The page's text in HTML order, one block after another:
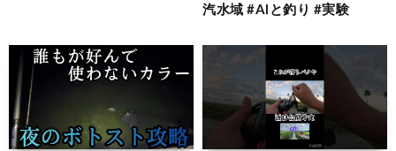
汽水域 #AIと釣り #実験